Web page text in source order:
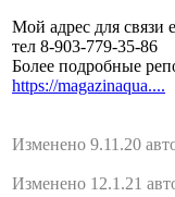
Мой адрес для связи
тел 8-903-779-35-86
Более подробные
https://magazinaqua....
Изменено 9.11.20
Изменено 12.1.21